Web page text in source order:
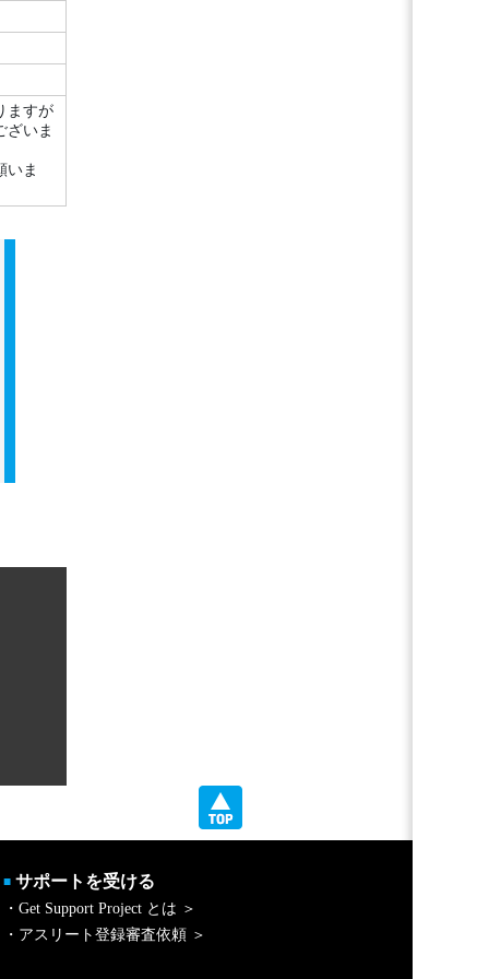
ますが
ざいま
いま
■ サポートを受ける
・Get Support Project とは ＞
・アスリート登録審査依頼 ＞